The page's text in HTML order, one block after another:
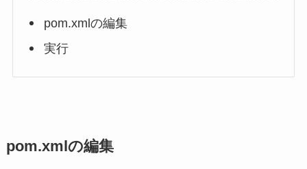
pom.xmlの編集
実行
pom.xmlの編集